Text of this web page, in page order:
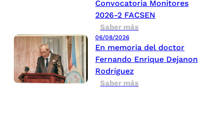
Convocatoria Monitores
2026-2 FACSEN
Saber más
06/08/2026
En memoria del doctor
Fernando Enrique Dejanon
Rodríguez
Saber más